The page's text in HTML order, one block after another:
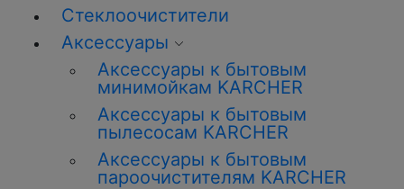
Стеклоочистители
Аксессуары
Аксессуары к бытовым
минимойкам KARCHER
Аксессуары к бытовым
пылесосам KARCHER
Аксессуары к бытовым
пароочистителям KARCHER